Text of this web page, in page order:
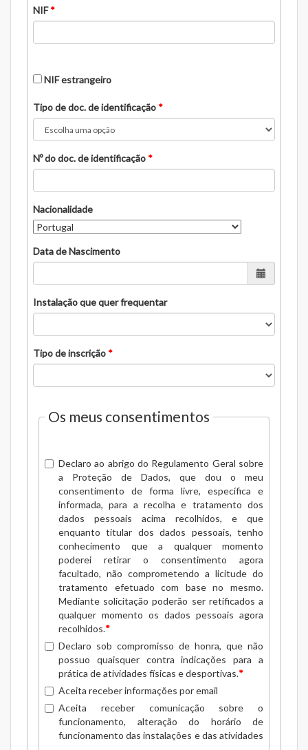
NIF*
NIF estrangeiro
Tipo de doc. de identificação *
Nº do doc. de identificação *
Nacionalidade
Data de Nascimento
Instalação que quer frequentar
Tipo de inscrição *
Os meus consentimentos
Declaro ao abrigo do Regulamento Geral sobre
a Proteção de Dados, que dou o meu
consentimento de forma livre, específica e
informada, para a recolha e tratamento dos
dados pessoais acima recolhidos, e que
enquanto titular dos dados pessoais, tenho
conhecimento que a qualquer momento
poderei retirar o consentimento agora
facultado, não comprometendo a licitude do
tratamento efetuado com base no mesmo.
Mediante solicitação poderão ser retificados a
qualquer momento os dados pessoais agora
recolhidos.*
Declaro sob compromisso de honra, que não
possuo quaisquer contra indicações para a
prática de atividades físicas e desportivas.*
Aceita receber informações por email
Aceita receber comunicação sobre o
funcionamento, alteração do horário de
funcionamento das instalações e das atividades